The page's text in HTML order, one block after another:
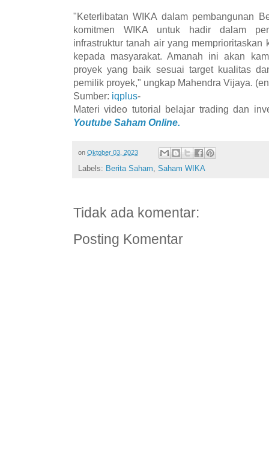
"Keterlibatan WIKA dalam pembangunan
komitmen WIKA untuk hadir dalam
infrastruktur tanah air yang memprioritaskan
kepada masyarakat. Amanah ini akan
proyek yang baik sesuai target kualitas
pemilik proyek," ungkap Mahendra Vijaya.
Sumber: iqplus-
Materi video tutorial belajar trading dan
Youtube Saham Online.
on Oktober 03, 2023
Labels: Berita Saham, Saham WIKA
Tidak ada komentar:
Posting Komentar